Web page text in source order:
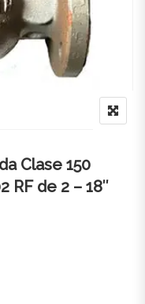
Clase 150
RF de 2 – 18″